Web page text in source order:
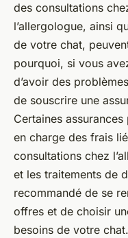
des consultations
l’allergologue, ainsi
de votre chat,
pourquoi, si vous
d’avoir des
de souscrire une
Certaines
en charge des frais
consultations chez
et les traitements de
recommandé de se
offres et de choisir
besoins de votre